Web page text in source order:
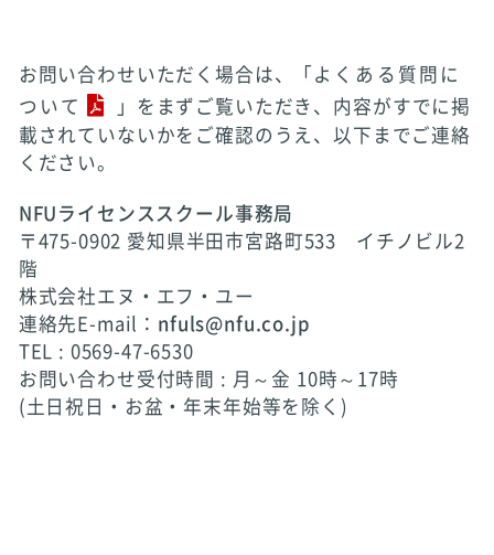
お問い合わせいただく場合は、「 よくある質問に
ついて
」をまずご覧いただき、内容がすでに掲
載されていないかをご確認のうえ、以下までご連絡
ください。
NFUライセンススクール事務局
〒475-0902 愛知県半田市宮路町533 イチノビル2
階
株式会社エヌ・エフ・ユー
連絡先E-mail： nfuls@nfu.co.jp
TEL : 0569-47-6530
お問い合わせ受付時間 : 月～金 10時～17時
(土日祝日・お盆・年末年始等を除く)